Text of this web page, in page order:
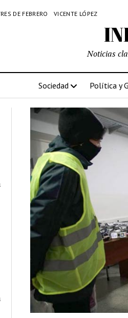
DE FEBRERO VICENTE LÓPEZ
Noticias
Sociedad Política y